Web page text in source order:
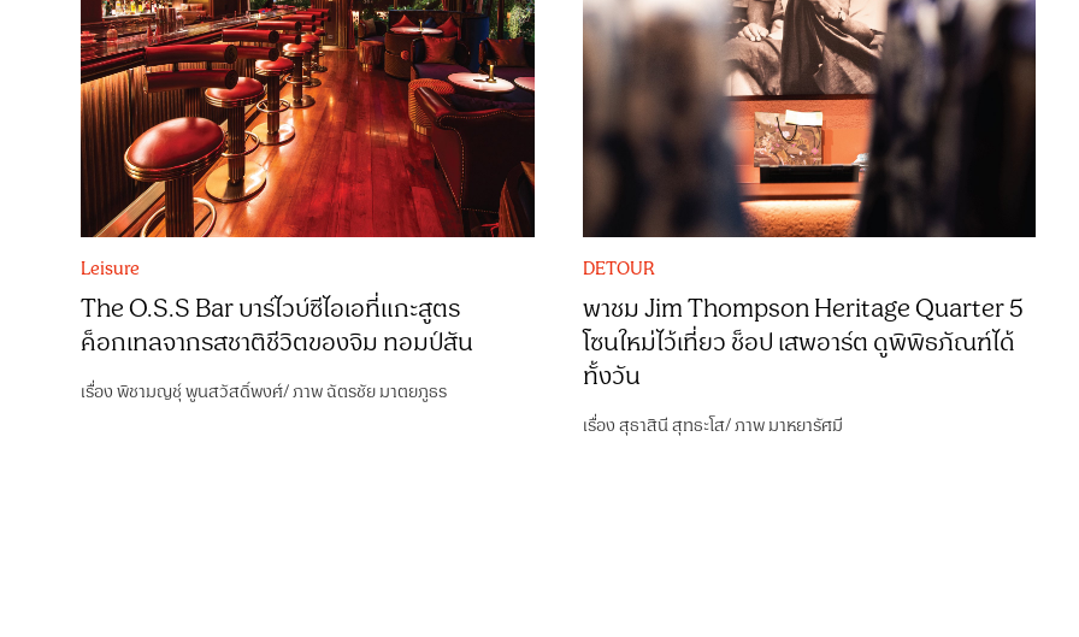
Leisure
The O.S.S Bar บาร์ไวบ์ซีไอเอที่แกะสูตร
ค็อกเทลจากรสชาติชีวิตของจิม ทอมป์สัน
เรื่องพิชามญชุ์ พูนสวัสดิ์พงศ์/ภาพฉัตรชัย มาตยภูธร
DETOUR
พาชม Jim Thompson Heritage Quarter 5
โซนใหม่ไว้เที่ยว ช็อป เสพอาร์ต ดูพิพิธภัณฑ์ได้
ทั้งวัน
เรื่องสุธาสินี สุทธะโส/ภาพมาหยารัศมี